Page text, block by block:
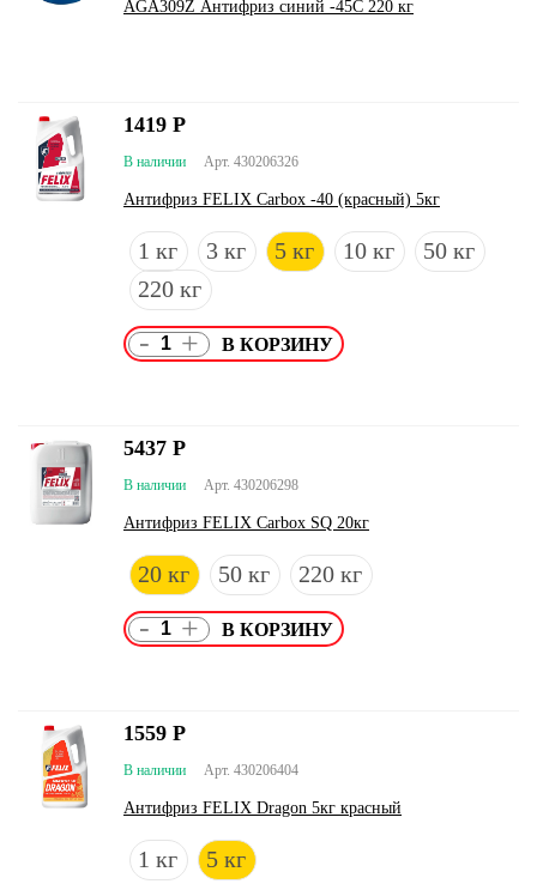
AGA309Z Антифриз синий -45С 220 кг
Арт. 430206326
В наличии
Антифриз FELIX Carbox -40 (красный) 5кг
1 кг 3 кг 5 кг 10 кг
50 кг
220 кг
1419 Р
- +
Арт. 430206298
В наличии
Антифриз FELIX Carbox SQ 20кг
20 кг 50 кг 220 кг
5437 Р
- +
Арт. 430206404
В наличии
Антифриз FELIX Dragon 5кг красный
1 кг 5 кг
1559 Р